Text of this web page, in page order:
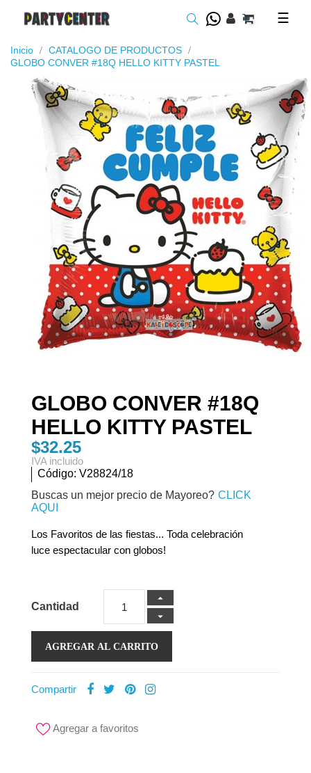
☰
Inicio
CATALOGO DE PRODUCTOS
GLOBO CONVER #18Q HELLO KITTY PASTEL
GLOBO CONVER #18Q
HELLO KITTY PASTEL
$32.25
IVA incluido
Código: V28824/18
Buscas un mejor precio de Mayoreo? CLICK
AQUI
Los Favoritos de las fiestas... Toda celebración
luce espectacular con globos!
Cantidad
AGREGAR AL CARRITO
Compartir
Agregar a favoritos